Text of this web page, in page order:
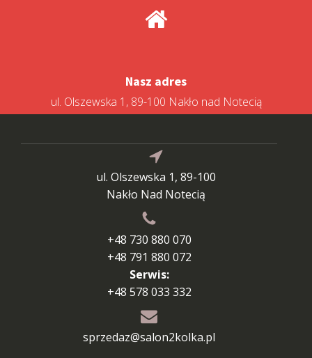
Nasz adres
ul. Olszewska 1, 89-100 Nakło nad Notecią
ul. Olszewska 1, 89-100
Nakło Nad Notecią
+48 730 880 070
+48 791 880 072
Serwis:
+48 578 033 332
sprzedaz@salon2kolka.pl